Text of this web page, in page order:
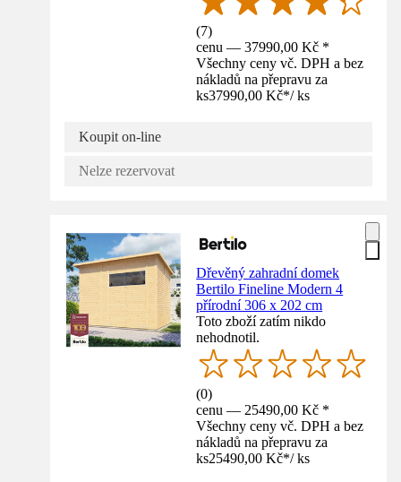
(7)
cenu — 37990,00 Kč *
Všechny ceny vč. DPH a bez
nákladů na přepravu za
ks37990,00 Kč*/ ks
Koupit on-line
Nelze rezervovat
Dřevěný zahradní domek
Bertilo Fineline Modern 4
přírodní 306 x 202 cm
Toto zboží zatím nikdo
nehodnotil.
(0)
cenu — 25490,00 Kč *
Všechny ceny vč. DPH a bez
nákladů na přepravu za
ks25490,00 Kč*/ ks